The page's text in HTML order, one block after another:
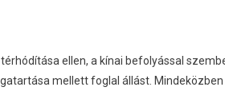
ellen, a kínai befolyással
mellett foglal állást.